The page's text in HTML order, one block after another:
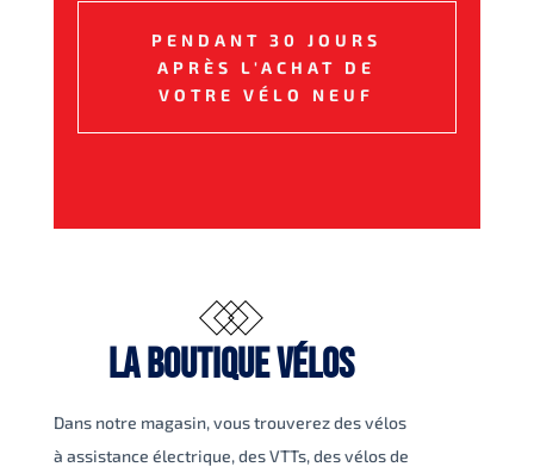
PENDANT 30 JOURS
APRÈS L'ACHAT DE
VOTRE VÉLO NEUF
LA BOUTIQUE VÉLOS
Dans notre magasin, vous trouverez des vélos
à assistance électrique, des VTTs, des vélos de